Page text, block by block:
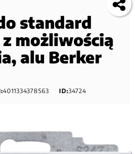
standard
możliwością
alu Berker
4011334378563 ID:34724